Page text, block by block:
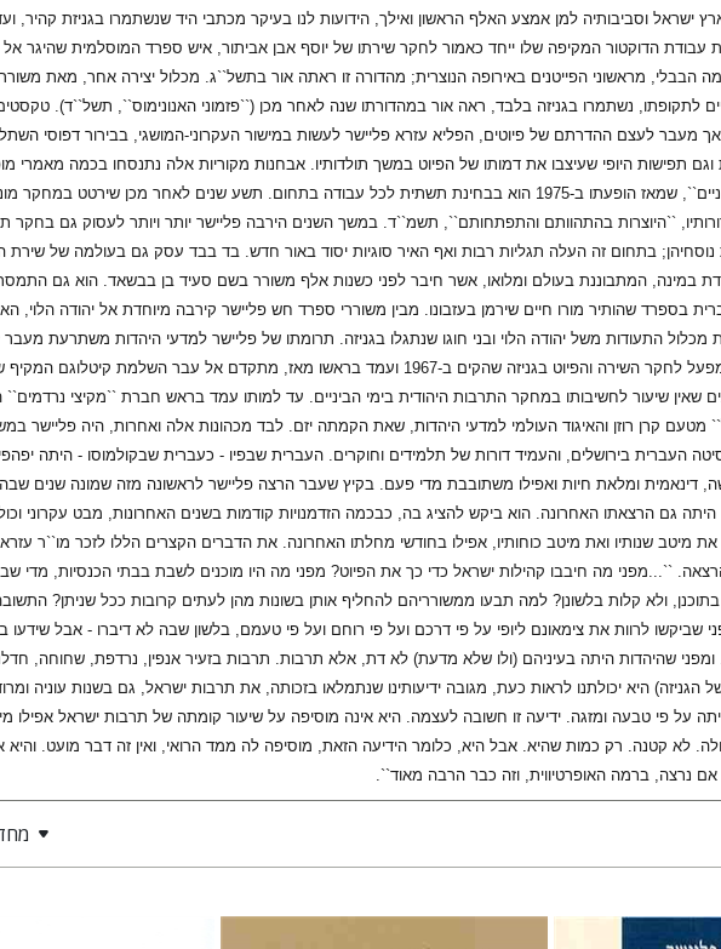
ישראל וסביבותיה למן אמצע האלף הראשון ואילך, הידועות לנו בעיקר מכתבי היד שנשתמרו בגניזת קהיר,
עבודת הדוקטור המקיפה שלו ייחד כאמור לחקר שירתו של יוסף אבן אביתור, איש ספרד המוסלמית שהיגר
הבבלי, מראשוני הפייטנים באירופה הנוצרית; מהדורה זו ראתה אור בתשל``ג. מכלול יצירה אחר, מאת
לתקופתו, נשתמרו בגניזה בלבד, ראה אור במהדורתו שנה לאחר מכן (``פזמוני האנונימוס``, תשל``ד). טקסטים
מעבר לעצם ההדרתם של פיוטים, הפליא עזרא פליישר לעשות במישור העקרוני-המושגי, בבירור דפוסי
וגם תפישות היופי שעיצבו את דמותו של הפיוט במשך תולדותיו. אבחנות מקוריות אלה נתנסחו בכמה מאמרי
הקודש העברית בימי הביניים``, שמאז הופעתו ב-1975 הוא בבחינת תשתית לכל עבודה בתחום. תשע שנים לאחר מכן
``היוצרות בהתהוותם והתפתחותם``, תשמ``ד. במשך השנים הירבה פליישר יותר ויותר לעסוק גם
נוסחיהן; בתחום זה העלה תגליות רבות ואף האיר סוגיות יסוד באור חדש. בד בבד עסק גם בעולמה של שירת
במינה, המתבוננת בעולם ומלואו, אשר חיבר לפני כשנות אלף משורר בשם סעיד בן בבשאד. הוא גם
בספרד שהותיר מורו חיים שירמן בעזבונו. מבין משוררי ספרד חש פליישר קירבה מיוחדת אל יהודה הלוי,
מכלול התעודות משל יהודה הלוי ובני חוגו שנתגלו בגניזה. תרומתו של פליישר למדעי היהדות משתרעת
האיכות כמצד הכמות. המפעל לחקר השירה והפיוט בגניזה שהקים ב-1967 ועמד בראשו מאז, מתקדם
שאין שיעור לחשיבותו במחקר התרבות היהודית בימי הביניים. עד למותו עמד בראש חברת ``מקיצי
מטעם קרן רוזן והאיגוד העולמי למדעי היהדות, שאת הקמתה יזם. לבד מכהונות אלה ואחרות, היה פליישר
העברית בירושלים, והעמיד דורות של תלמידים וחוקרים. העברית שבפיו - כעברית שבקולמוסו - היתה
דינאמית ומלאת חיות ואפילו משתובבת מדי פעם. בקיץ שעבר הרצה פליישר לראשונה מזה שמונה שנים
היתה גם הרצאתו האחרונה. הוא ביקש להציג בה, כבכמה הזדמנויות קודמות בשנים האחרונות, מבט עקרוני
מיטב שנותיו ואת מיטב כוחותיו, אפילו בחודשי מחלתו האחרונה. את הדברים הקצרים הללו לזכר מו``ר
``...מפני מה חיבבו קהילות ישראל כדי כך את הפיוט? מפני מה היו מוכנים לשבת בבתי הכנסיות, מדי
ולא קלות בלשונן? למה תבעו ממשורריהם להחליף אותן בשונות מהן לעתים קרובות ככל שניתן?
שביקשו לרוות את צימאונם ליופי על פי דרכם ועל פי רוחם ועל פי טעמם, בלשון שבה לא דיברו - אבל שידעו
שהיהדות היתה בעיניהם (ולו שלא מדעת) לא דת, אלא תרבות. תרבות בזעיר אנפין, נרדפת, שחוחה,
היא יכולתנו לראות כעת, מגובה ידיעותינו שנתמלאו בזכותה, את תרבות ישראל, גם בשנות עוניה
על פי טבעה ומזגה. ידיעה זו חשובה לעצמה. היא אינה מוסיפה על שיעור קומתה של תרבות ישראל
לא קטנה. רק כמות שהיא. אבל היא, כלומר הידיעה הזאת, מוסיפה לה ממד הרואי, ואין זה דבר מועט.
אם נרצה, ברמה האופרטיווית, וזה כבר הרבה מאוד``.